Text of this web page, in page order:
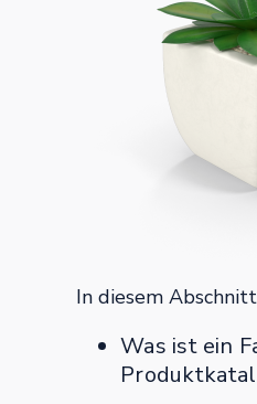
In diesem
Was ist ein